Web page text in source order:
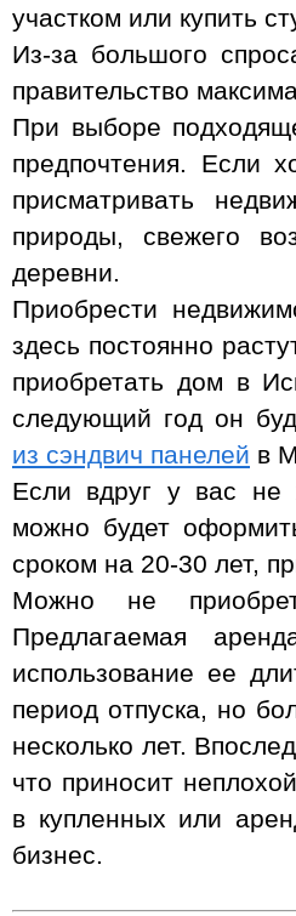
участком или купить
Из-за большого
правительство
При выборе
предпочтения. Если
присматривать
природы, свежего
деревни.
Приобрести
здесь постоянно
приобретать дом в
следующий год он
из сэндвич панелей в
Если вдруг у вас не
можно будет
сроком на 20-30 лет,
Можно не
Предлагаемая
использование ее
период отпуска, но
несколько лет.
что приносит
в купленных или
бизнес.